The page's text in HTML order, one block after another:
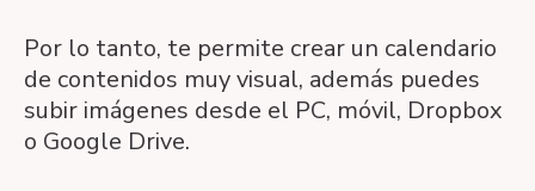
Por lo tanto, te permite crear un calendario
de contenidos muy visual, además puedes
subir imágenes desde el PC, móvil, Dropbox
o Google Drive.